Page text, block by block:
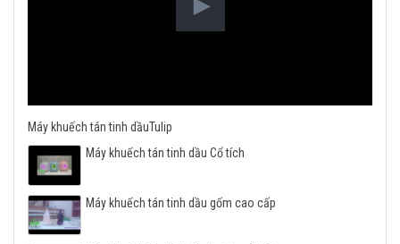
Máy khuếch tán tinh dầuTulip
Máy khuếch tán tinh dầu Cổ tích
Máy khuếch tán tinh dầu gốm cao cấp